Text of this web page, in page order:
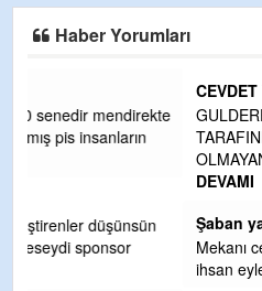
Haber Yorumları
GULDERE DERE
TARAFINDAN BAŞLATILDI,
OLMAYAN KISIMLARA
Şaban yavuz
Mekanı cennet olsun kederli